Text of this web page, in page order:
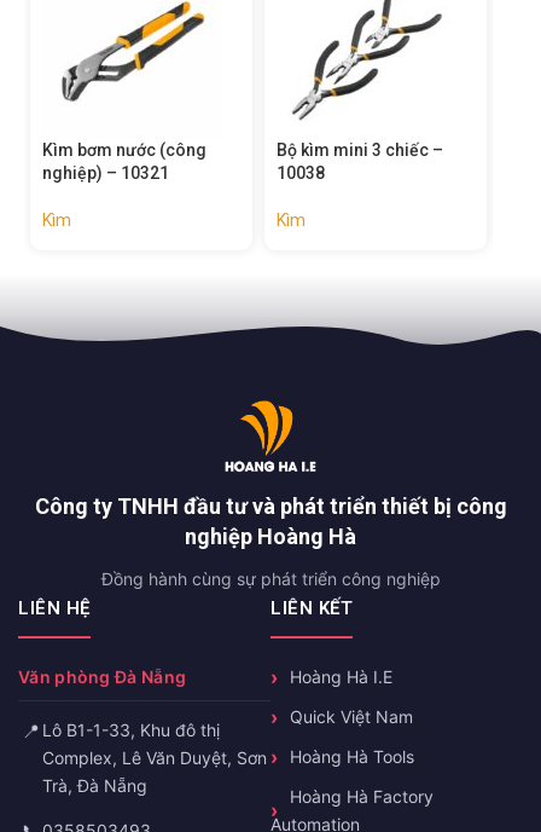
nước (công
– 10321
Bộ kìm mini 3 chiếc –
Kìm mũi dài
Công ty TNHH đầu tư và phát triển thiết bị công
nghiệp Hoàng Hà
Đồng hành cùng sự phát triển công nghiệp
LIÊN HỆ
Văn phòng Đà Nẵng
📍 Lô B1-1-33, Khu đô thị
Complex, Lê Văn Duyệt, Sơn
Trà, Đà Nẵng
LIÊN KẾT
Hoàng Hà I.E
Quick Việt Nam
Hoàng Hà Tools
Hoàng Hà Factory
Automation